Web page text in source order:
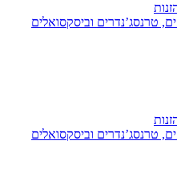
טרנסג’נדרים וביסקסואלים
טרנסג’נדרים וביסקסואלים